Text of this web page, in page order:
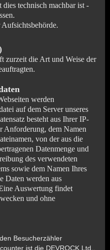
technisch machbar ist -
zurzeit die Art und Weise der
werden
auf dem Server unseres
besteht aus Ihrer IP-
Anforderung, dem Namen
von der aus die
Datenmenge und
des verwendeten
sowie dem Namen Ihres
Daten werden aus
Auswertung findet
und ohne
Besucherzähler
ist die DEVROCK Ltd.,